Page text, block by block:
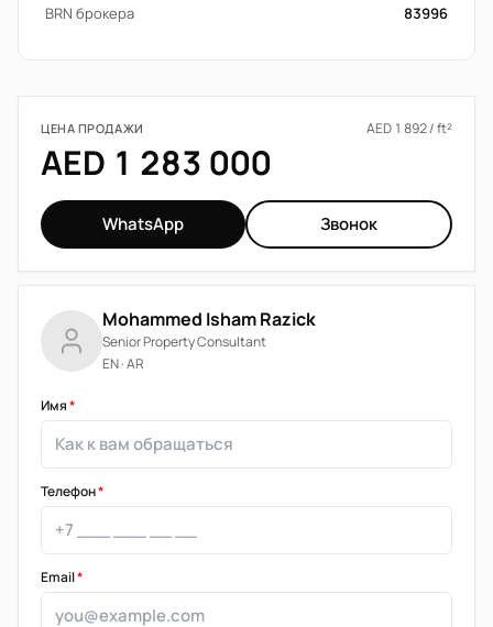
BRN брокера
83996
ЦЕНА ПРОДАЖИ AED 1 892 / ft²
AED 1 283 000
WhatsApp Звонок
Mohammed Isham Razick
Senior Property Consultant
EN · AR
Имя*
Телефон*
Email*